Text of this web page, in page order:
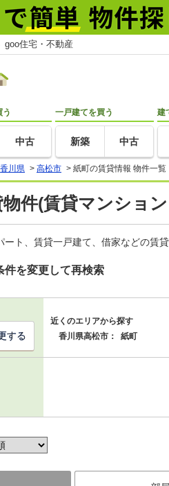
goo住宅・不動産
う
中古
一戸建てを買う
新築 中古
建
香川県 > 高松市 > 紙町の賃貸情報 物件一覧
件(賃貸マンショ
ト、賃貸一戸建て、借家などの賃
件を変更して再検索
近くのエリアから探す
香川県高松市：
紙町
する